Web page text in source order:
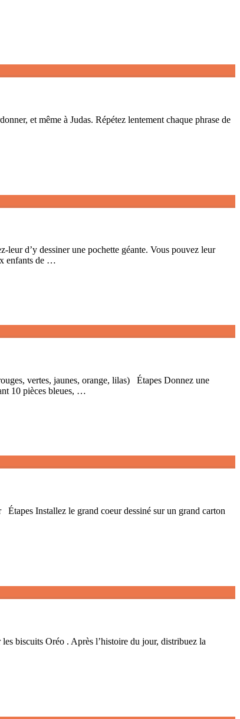
et même à Judas. Répétez lentement chaque phrase de
d’y dessiner une pochette géante. Vous pouvez leur
enfants de …
vertes, jaunes, orange, lilas) Étapes Donnez une
10 pièces bleues, …
Installez le grand coeur dessiné sur un grand carton
biscuits Oréo . Après l’histoire du jour, distribuez la